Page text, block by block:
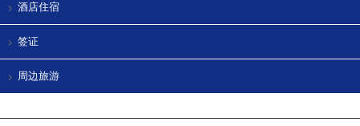
酒店住宿
签证
周边旅游